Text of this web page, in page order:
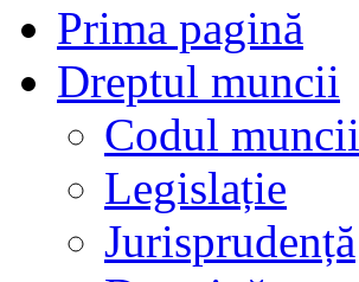
Prima pagină
Dreptul muncii
Codul muncii
Legislație
Jurisprudență